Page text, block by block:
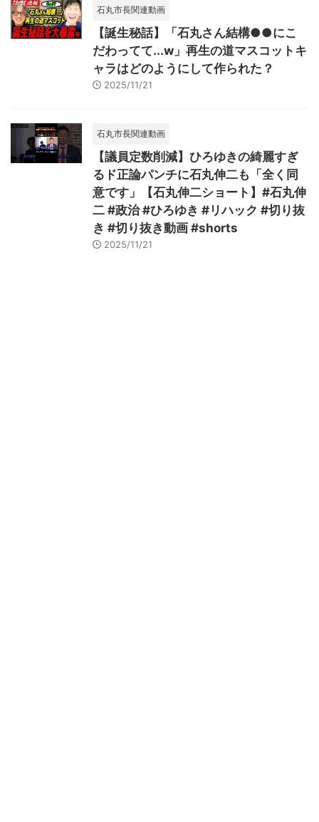
石丸市長関連動画
【誕生秘話】「石丸さん結構●●にこ
だわってて...w」再生の道マスコットキ
ャラはどのようにして作られた？
2025/11/21
石丸市長関連動画
【議員定数削減】ひろゆきの綺麗すぎ
るド正論パンチに石丸伸二も「全く同
意です」【石丸伸二ショート】#石丸伸
二 #政治 #ひろゆき #リハック #切り抜
き #切り抜き動画 #shorts
2025/11/21